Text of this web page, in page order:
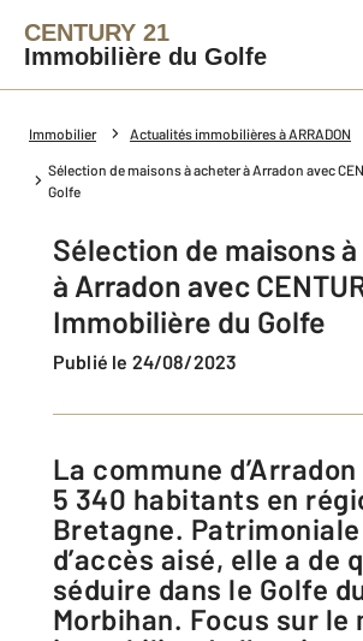
CENTURY 21
Immobilière du Golfe
Immobilier Actualités immobilières à ARRADON
Sélection de maisons à acheter à Arradon avec
Golfe
Sélection de maisons
à Arradon avec
Immobilière du Golfe
Publié le 24/08/2023
La commune d’Arradon héberge
5 340 habitants en
Bretagne.
d’accès aisé, elle a de
séduire dans le Golfe
Morbihan. Focus sur le